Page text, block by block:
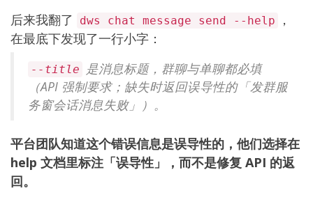
后来我翻了 dws chat message send --help
，
在最底下发现了一行小字：
--title
是消息标题，群聊与单聊都必填
（API 强制要求；缺失时返回误导性的「发群服
务窗会话消息失败」）。
平台团队知道这个错误信息是误导性的，他们选择在
help 文档里标注「误导性」，而不是修复 API 的返
回。